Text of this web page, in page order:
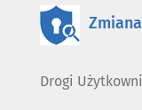
Drogi